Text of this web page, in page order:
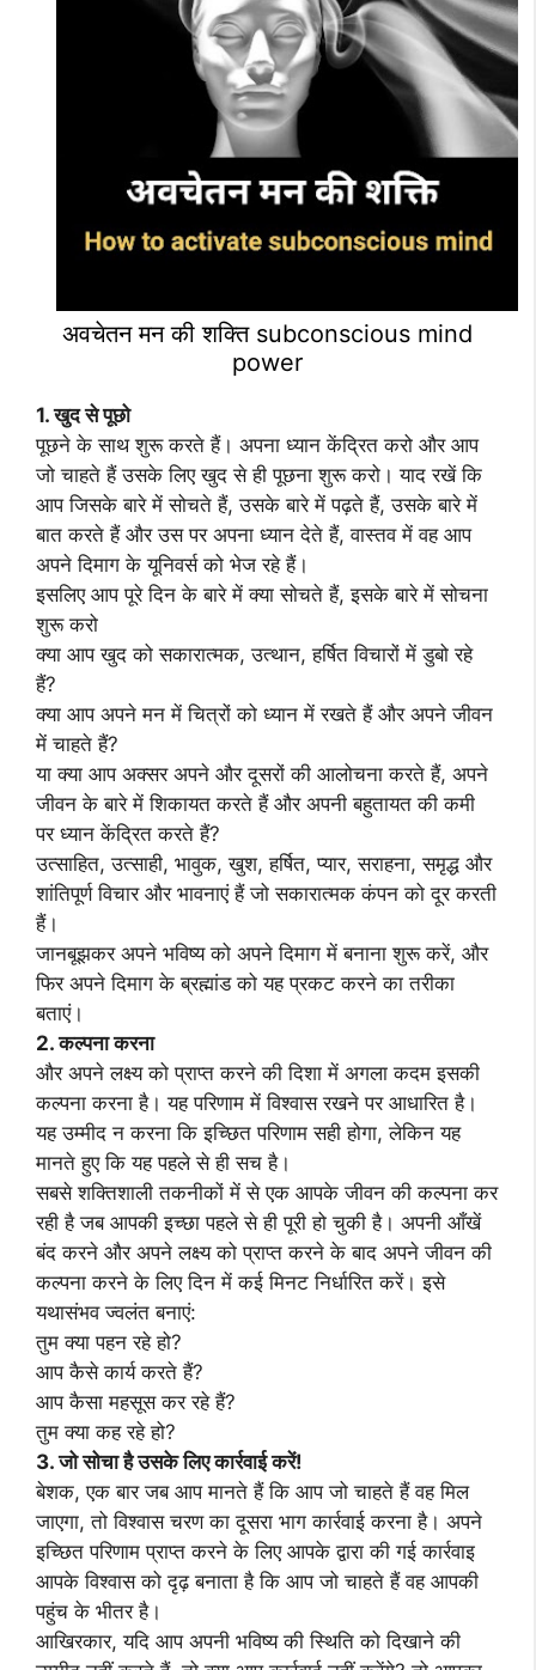
अवचेतन मन की शक्ति subconscious mind
power
1. खुद से पूछो
पूछने के साथ शुरू करते हैं। अपना ध्यान केंद्रित करो और आप
जो चाहते हैं उसके लिए खुद से ही पूछना शुरू करो। याद रखें कि
आप जिसके बारे में सोचते हैं, उसके बारे में पढ़ते हैं, उसके बारे में
बात करते हैं और उस पर अपना ध्यान देते हैं, वास्तव में वह आप
अपने दिमाग के यूनिवर्स को भेज रहे हैं।
इसलिए आप पूरे दिन के बारे में क्या सोचते हैं, इसके बारे में सोचना
शुरू करो
क्या आप खुद को सकारात्मक, उत्थान, हर्षित विचारों में डुबो रहे
हैं?
क्या आप अपने मन में चित्रों को ध्यान में रखते हैं और अपने जीवन
में चाहते हैं?
या क्या आप अक्सर अपने और दूसरों की आलोचना करते हैं, अपने
जीवन के बारे में शिकायत करते हैं और अपनी बहुतायत की कमी
पर ध्यान केंद्रित करते हैं?
उत्साहित, उत्साही, भावुक, खुश, हर्षित, प्यार, सराहना, समृद्ध और
शांतिपूर्ण विचार और भावनाएं हैं जो सकारात्मक कंपन को दूर करती
हैं।
जानबूझकर अपने भविष्य को अपने दिमाग में बनाना शुरू करें, और
फिर अपने दिमाग के ब्रह्मांड को यह प्रकट करने का तरीका
बताएं।
2. कल्पना करना
और अपने लक्ष्य को प्राप्त करने की दिशा में अगला कदम इसकी
कल्पना करना है। यह परिणाम में विश्वास रखने पर आधारित है।
यह उम्मीद न करना कि इच्छित परिणाम सही होगा, लेकिन यह
मानते हुए कि यह पहले से ही सच है।
सबसे शक्तिशाली तकनीकों में से एक आपके जीवन की कल्पना कर
रही है जब आपकी इच्छा पहले से ही पूरी हो चुकी है। अपनी आँखें
बंद करने और अपने लक्ष्य को प्राप्त करने के बाद अपने जीवन की
कल्पना करने के लिए दिन में कई मिनट निर्धारित करें। इसे
यथासंभव ज्वलंत बनाएं:
तुम क्या पहन रहे हो?
आप कैसे कार्य करते हैं?
आप कैसा महसूस कर रहे हैं?
तुम क्या कह रहे हो?
3. जो सोचा है उसके लिए कार्रवाई करें!
बेशक, एक बार जब आप मानते हैं कि आप जो चाहते हैं वह मिल
जाएगा, तो विश्वास चरण का दूसरा भाग कार्रवाई करना है। अपने
इच्छित परिणाम प्राप्त करने के लिए आपके द्वारा की गई कार्रवाइ
आपके विश्वास को दृढ़ बनाता है कि आप जो चाहते हैं वह आपकी
पहुंच के भीतर है।
आखिरकार, यदि आप अपनी भविष्य की स्थिति को दिखाने की